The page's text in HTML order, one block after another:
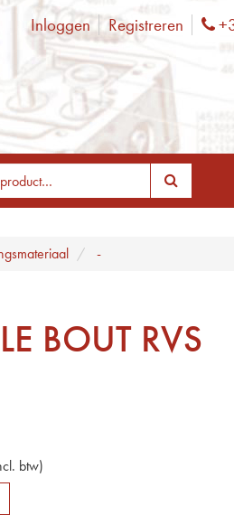
Inloggen Registreren
-
BOUT RVS
btw)